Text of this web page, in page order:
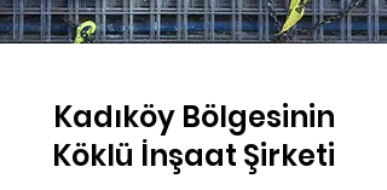
Kadıköy Bölgesinin
Köklü İnşaat Şirketi